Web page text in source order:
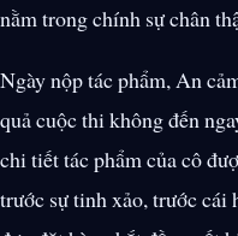
nằm trong chính sự chân
Ngày nộp tác phẩm, An
quả cuộc thi không đến
chi tiết tác phẩm của cô
trước sự tinh xảo, trước cái